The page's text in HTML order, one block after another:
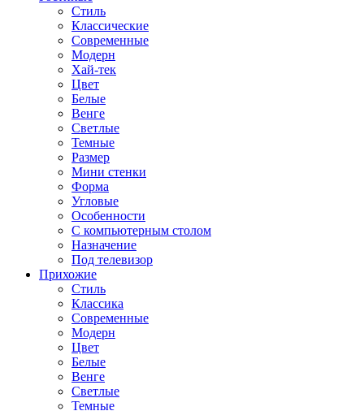
Стиль
Классические
Современные
Модерн
Хай-тек
Цвет
Белые
Венге
Светлые
Темные
Размер
Мини стенки
Форма
Угловые
Особенности
С компьютерным столом
Назначение
Под телевизор
Прихожие
Стиль
Классика
Современные
Модерн
Цвет
Белые
Венге
Светлые
Темные